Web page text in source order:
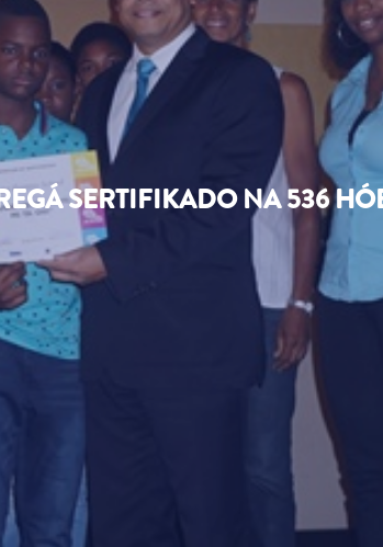
SERTIFIKADO NA 536